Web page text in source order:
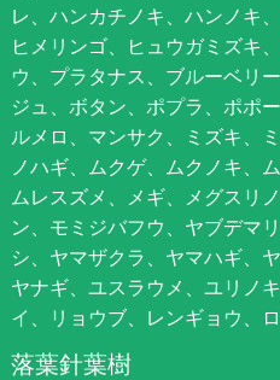
レ、ハンカチノキ、ハンノキ
ヒメリンゴ、ヒュウガミズキ
ウ、プラタナス、ブルーベリ
ジュ、ボタン、ポプラ、ポポ
ルメロ、マンサク、ミズキ、
ノハギ、ムクゲ、ムクノキ、
ムレスズメ、メギ、メグスリ
ン、モミジバフウ、ヤブデマ
シ、ヤマザクラ、ヤマハギ、
ヤナギ、ユスラウメ、ユリノ
イ、リョウブ、レンギョウ、
落葉針葉樹